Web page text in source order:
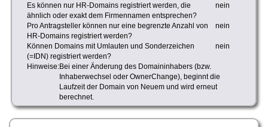
Es können nur HR-Domains registriert werden, die
ähnlich oder exakt dem Firmennamen entsprechen?
nein
Pro Antragsteller können nur eine begrenzte Anzahl von
HR-Domains registriert werden?
nein
Können Domains mit Umlauten und Sonderzeichen
(=IDN) registriert werden?
nein
Hinweise:Bei einer Änderung des Domaininhabers (bzw.
Inhaberwechsel oder OwnerChange), beginnt die
Laufzeit der Domain von Neuem und wird erneut
berechnet.